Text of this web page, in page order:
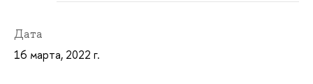
Дата
16 марта, 2022 г.